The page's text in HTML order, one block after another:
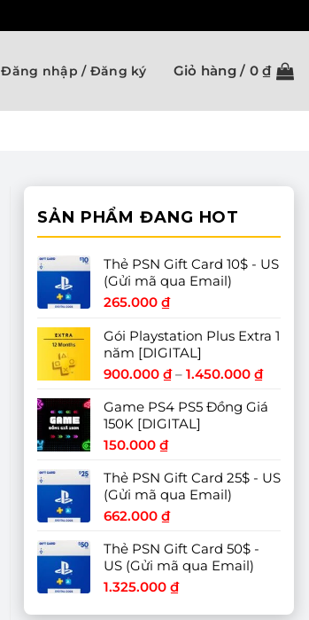
Đăng nhập / Đăng ký Giỏ hàng / 0₫
SẢN PHẨM ĐANG HOT
Thẻ PSN Gift Card 10$ - US
(Gửi mã qua Email)
265.000 ₫
Gói Playstation Plus Extra 1
năm [DIGITAL]
900.000 ₫ – 1.450.000 ₫
từ
Game PS4 PS5 Đồng Giá
150K [DIGITAL]
150.000 ₫
Thẻ PSN Gift Card 25$ - US
(Gửi mã qua Email)
662.000 ₫
Thẻ PSN Gift Card 50$ -
US (Gửi mã qua Email)
1.325.000 ₫